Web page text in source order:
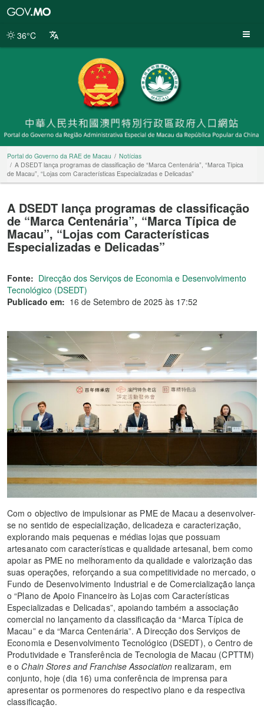
da
36°C
Portal do Governo da RAE de Macau
Notícias
A DSEDT lança programas de classificação de “Marca Centenária”, “Marca Típica
de Macau”, “Lojas com Características Especializadas e Delicadas”
A DSEDT lança programas de classificação
de “Marca Centenária”, “Marca Típica de
Macau”, “Lojas com Características
Especializadas e Delicadas”
Fonte: Direcção dos Serviços de Economia e Desenvolvimento
Tecnológico (DSEDT)
Publicado em: 16 de Setembro de 2025 às 17:52
Com o objectivo de impulsionar as PME de Macau a desenvolver-
se no sentido de especialização, delicadeza e caracterização,
explorando mais pequenas e médias lojas que possuam
artesanato com características e qualidade artesanal, bem como
apoiar as PME no melhoramento da qualidade e valorização das
suas operações, reforçando a sua competitividade no mercado, o
Fundo de Desenvolvimento Industrial e de Comercialização lança
o “Plano de Apoio Financeiro às Lojas com Características
Especializadas e Delicadas”, apoiando também a associação
comercial no lançamento da classificação da “Marca Típica de
Macau” e da “Marca Centenária”. A Direcção dos Serviços de
Economia e Desenvolvimento Tecnológico (DSEDT), o Centro de
Produtividade e Transferência de Tecnologia de Macau (CPTTM)
e o Chain Stores and Franchise Association realizaram, em
conjunto, hoje (dia 16) uma conferência de imprensa para
apresentar os pormenores do respectivo plano e da respectiva
classificação.